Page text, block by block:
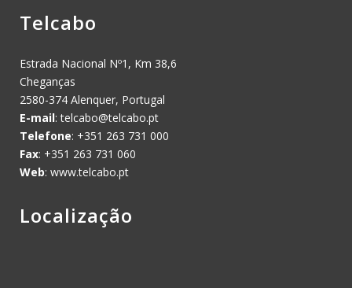
Telcabo
Estrada Nacional Nº1, Km 38,6
Cheganças
2580-374 Alenquer, Portugal
E-mail:telcabo@telcabo.pt
Telefone: +351 263 731 000
Fax: +351 263 731 060
Web: www.telcabo.pt
Localização